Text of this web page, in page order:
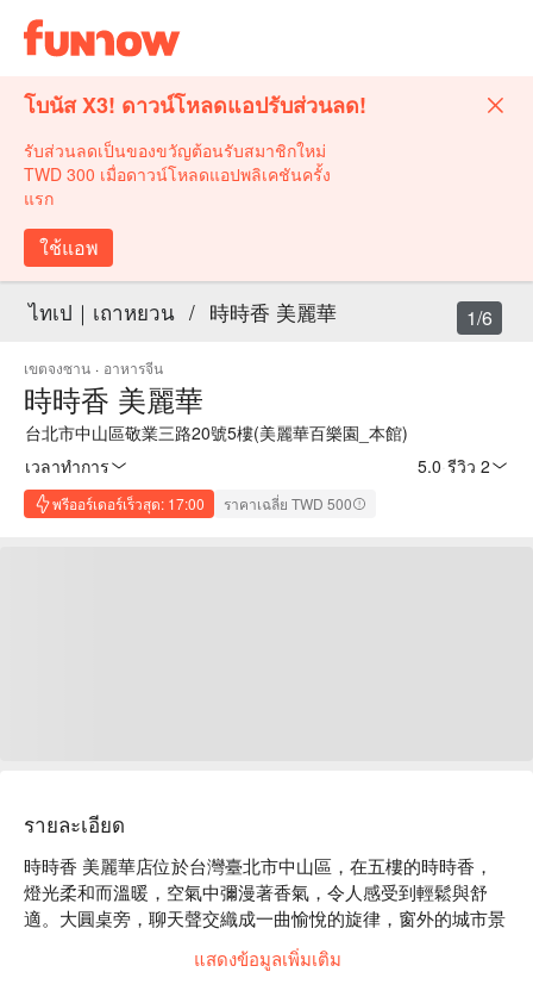
โบนัส X3! ดาวน์โหลดแอปรับส่วนลด!
รับส่วนลดเป็นของขวัญต้อนรับสมาชิกใหม่
TWD 300 เมื่อดาวน์โหลดแอปพลิเคชันครั้ง
แรก
ใช้แอพ
ไทเป｜เถาหยวน / 時時香 美麗華
เขตจงซาน · อาหารจีน
時時香 美麗華
台北市中山區敬業三路20號5樓(美麗華百樂園_本館)
เวลาทำการ
5.0 รีวิว 2
พรีออร์เดอร์เร็วสุด: 17:00 ราคาเฉลี่ย TWD 500
1/6
รายละเอียด
時時香 美麗華店位於台灣臺北市中山區，在五樓的時時香，
燈光柔和而溫暖，空氣中彌漫著香氣，令人感受到輕鬆與舒
適。大圓桌旁，聊天聲交織成一曲愉悅的旋律，窗外的城市景
觀映襯著晚餐的氛圍，讓人不禁沉醉於這片刻的安逸。
แสดงข้อมูลเพิ่มเติม